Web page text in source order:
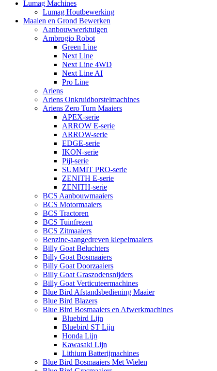
Lumag Machines
Lumag Houtbewerking
Maaien en Grond Bewerken
Aanbouwwerktuigen
Ambrogio Robot
Green Line
Next Line
Next Line 4WD
Next Line AI
Pro Line
Ariens
Ariens Onkruidborstelmachines
Ariens Zero Turn Maaiers
APEX-serie
ARROW E-serie
ARROW-serie
EDGE-serie
IKON-serie
Pijl-serie
SUMMIT PRO-serie
ZENITH E-serie
ZENITH-serie
BCS Aanbouwmaaiers
BCS Motormaaiers
BCS Tractoren
BCS Tuinfrezen
BCS Zitmaaiers
Benzine-aangedreven klepelmaaiers
Billy Goat Beluchters
Billy Goat Bosmaaiers
Billy Goat Doorzaaiers
Billy Goat Graszodensnijders
Billy Goat Verticuteermachines
Blue Bird Afstandsbediening Maaier
Blue Bird Blazers
Blue Bird Bosmaaiers en Afwerkmachines
Bluebird Lijn
Bluebird ST Lijn
Honda Lijn
Kawasaki Lijn
Lithium Batterijmachines
Blue Bird Bosmaaiers Met Wielen